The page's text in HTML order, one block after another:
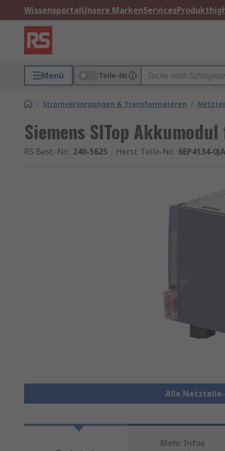
WissensportalUnsere MarkenServices
Menü Teile-Nr.
/ Stromversorgungen & Transformatoren /
Siemens SITop
RS Best.-Nr.: 240-5625 Herst. Teile-Nr.: 6EP4134-
Alle
Mehr Infos